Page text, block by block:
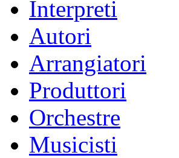
Interpreti
Autori
Arrangiatori
Produttori
Orchestre
Musicisti